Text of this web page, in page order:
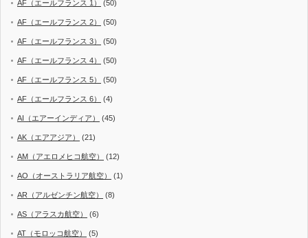
AF（エールフランス 1） (50)
AF（エールフランス 2） (50)
AF（エールフランス 3） (50)
AF（エールフランス 4） (50)
AF（エールフランス 5） (50)
AF（エールフランス 6） (4)
AI（エアーインディア） (45)
AK（エアアジア） (21)
AM（アエロメヒコ航空） (12)
AO（オーストラリア航空） (1)
AR（アルゼンチン航空） (8)
AS（アラスカ航空） (6)
AT（モロッコ航空） (5)